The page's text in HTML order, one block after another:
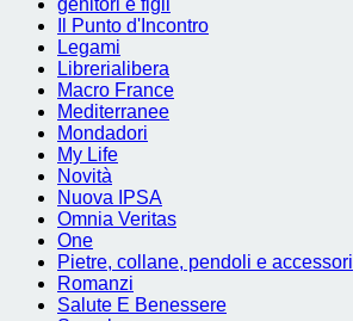
genitori e figli
Il Punto d'Incontro
Legami
Librerialibera
Macro France
Mediterranee
Mondadori
My Life
Novità
Nuova IPSA
Omnia Veritas
One
Pietre, collane, pendoli e accessori
Romanzi
Salute E Benessere